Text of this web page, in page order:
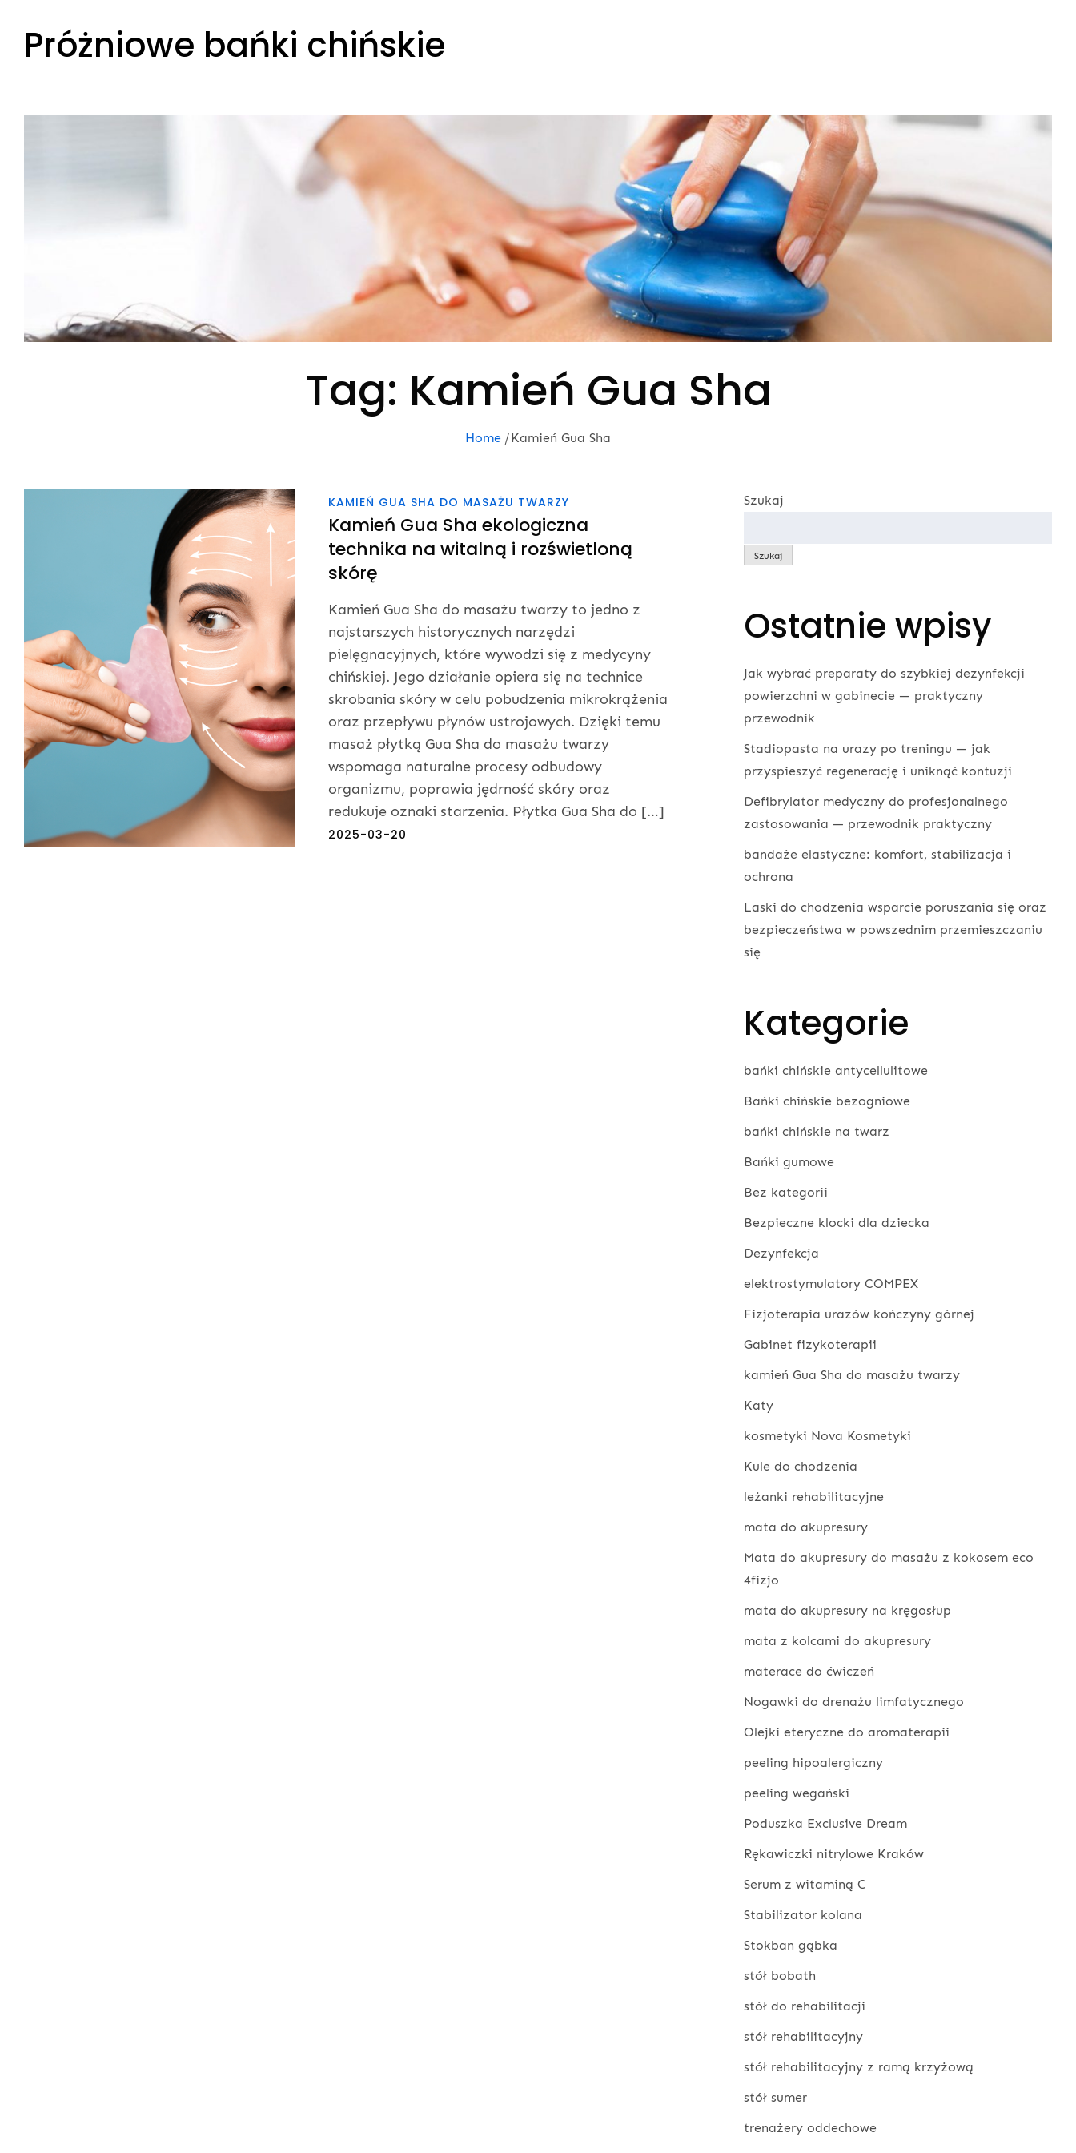
contentPróżniowe bańki chińskie
Tag: Kamień Gua Sha
Home Kamień Gua Sha
KAMIEŃ GUA SHA DO MASAŻU TWARZY
Kamień Gua Sha ekologiczna
technika na witalną i rozświetloną
skórę
Kamień Gua Sha do masażu twarzy to jedno z
najstarszych historycznych narzędzi
pielęgnacyjnych, które wywodzi się z medycyny
chińskiej. Jego działanie opiera się na technice
skrobania skóry w celu pobudzenia mikrokrążenia
oraz przepływu płynów ustrojowych. Dzięki temu
masaż płytką Gua Sha do masażu twarzy
wspomaga naturalne procesy odbudowy
organizmu, poprawia jędrność skóry oraz
redukuje oznaki starzenia. Płytka Gua Sha do […]
Posted
2025-03-20
Szukaj
Szukaj
Ostatnie wpisy
Jak wybrać preparaty do szybkiej dezynfekcji
powierzchni w gabinecie — praktyczny
przewodnik
Stadiopasta na urazy po treningu — jak
przyspieszyć regenerację i uniknąć kontuzji
Defibrylator medyczny do profesjonalnego
zastosowania — przewodnik praktyczny
bandaże elastyczne: komfort, stabilizacja i
ochrona
Laski do chodzenia wsparcie poruszania się oraz
bezpieczeństwa w powszednim przemieszczaniu
się
Kategorie
bańki chińskie antycellulitowe
Bańki chińskie bezogniowe
bańki chińskie na twarz
Bańki gumowe
Bez kategorii
Bezpieczne klocki dla dziecka
Dezynfekcja
elektrostymulatory COMPEX
Fizjoterapia urazów kończyny górnej
Gabinet fizykoterapii
kamień Gua Sha do masażu twarzy
Katy
kosmetyki Nova Kosmetyki
Kule do chodzenia
leżanki rehabilitacyjne
mata do akupresury
Mata do akupresury do masażu z kokosem eco
4fizjo
mata do akupresury na kręgosłup
mata z kolcami do akupresury
materace do ćwiczeń
Nogawki do drenażu limfatycznego
Olejki eteryczne do aromaterapii
peeling hipoalergiczny
peeling wegański
Poduszka Exclusive Dream
Rękawiczki nitrylowe Kraków
Serum z witaminą C
Stabilizator kolana
Stokban gąbka
stół bobath
stół do rehabilitacji
stół rehabilitacyjny
stół rehabilitacyjny z ramą krzyżową
stół sumer
trenażery oddechowe